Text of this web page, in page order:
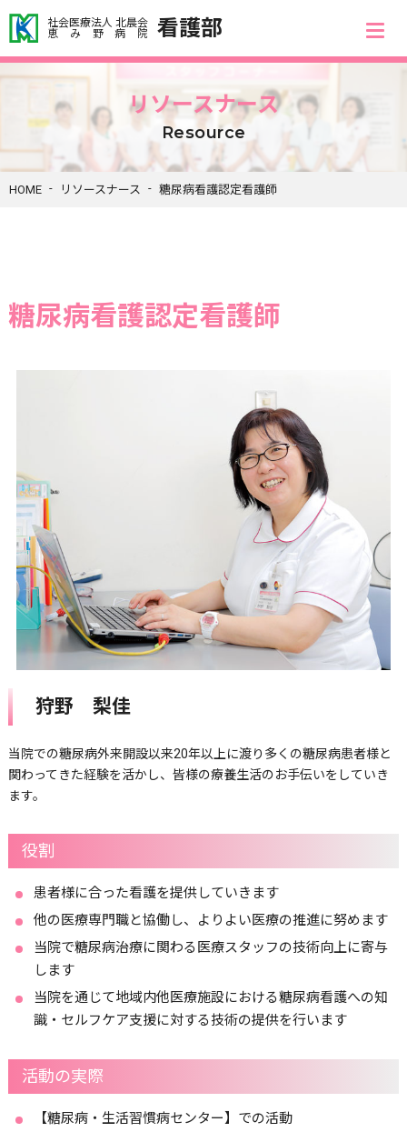
社会医療法人 北晨会
恵み野病院
看護部
リソースナース
Resource
HOME リソースナース 糖尿病看護認定看護師
糖尿病看護認定看護師
狩野 梨佳
当院での糖尿病外来開設以来20年以上に渡り多くの糖尿病患者様と
関わってきた経験を活かし、皆様の療養生活のお手伝いをしていき
ます。
役割
患者様に合った看護を提供していきます
他の医療専門職と協働し、よりよい医療の推進に努めます
当院で糖尿病治療に関わる医療スタッフの技術向上に寄与
します
当院を通じて地域内他医療施設における糖尿病看護への知
識・セルフケア支援に対する技術の提供を行います
活動の実際
【糖尿病・生活習慣病センター】での活動